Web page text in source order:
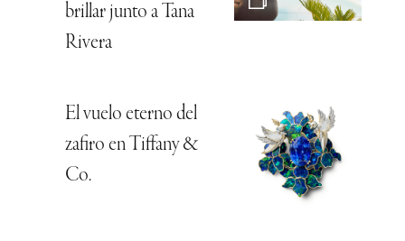
brillar junto a Tana
Rivera
El vuelo eterno del
zafiro en Tiffany &
Co.